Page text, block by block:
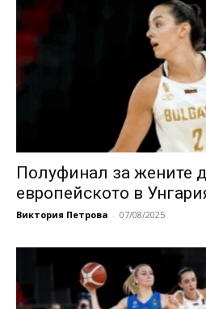
Полуфинал за жените
европейското в
Виктория Петрова - 07/08/2025